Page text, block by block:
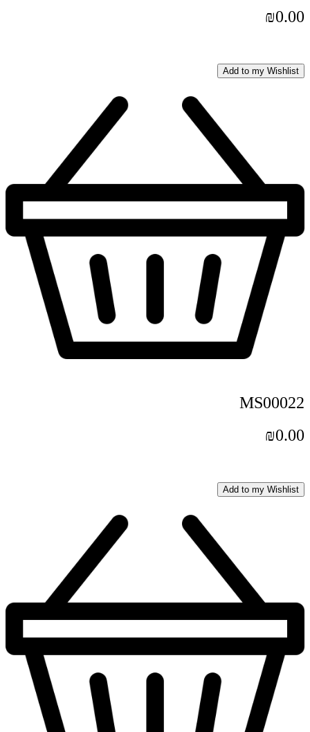
₪0.00
Add to my Wishlist
MS00022
₪0.00
Add to my Wishlist